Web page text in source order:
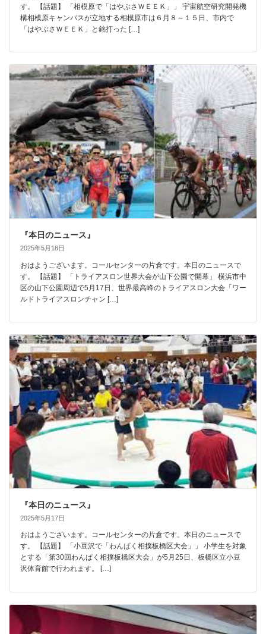
す。 【話題】 「相模原で「はやぶさＷＥＥＫ」」 宇宙航空研究開発機
構相模原キャンパスが立地する相模原市は６月８～１５日、市内で
「はやぶさＷＥＥＫ」と銘打った […]
『本日のニュース』
2025年5月18日
おはようございます。コールセンターの片倉です。本日のニュースで
す。 【話題】 「トライアスロン世界大会が山下公園で開幕」 横浜市中
区の山下公園周辺で5月17日、世界最高峰のトライアスロン大会「ワー
ルドトライアスロンチャン […]
『本日のニュース』
2025年5月17日
おはようございます。コールセンターの片倉です。本日のニュースで
す。 【話題】 「小豆沢で「わんぱく相撲板橋区大会」」 小学生を対象
とする「第30回わんぱく相撲板橋区大会」が5月25日、板橋区立小豆
沢体育館で行われます。 […]